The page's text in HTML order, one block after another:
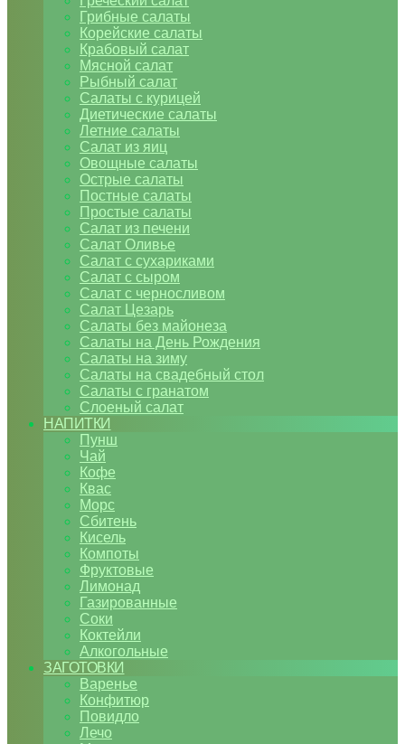
Грибные салаты
Корейские салаты
Крабовый салат
Мясной салат
Рыбный салат
Салаты с курицей
Диетические салаты
Летние салаты
Салат из яиц
Овощные салаты
Острые салаты
Постные салаты
Простые салаты
Салат из печени
Салат Оливье
Салат с сухариками
Салат с сыром
Салат с черносливом
Салат Цезарь
Салаты без майонеза
Салаты на День Рождения
Салаты на зиму
Салаты на свадебный стол
Салаты с гранатом
Слоеный салат
НАПИТКИ
Пунш
Чай
Кофе
Квас
Морс
Сбитень
Кисель
Компоты
Фруктовые
Лимонад
Газированные
Соки
Коктейли
Алкогольные
ЗАГОТОВКИ
Варенье
Конфитюр
Повидло
Лечо